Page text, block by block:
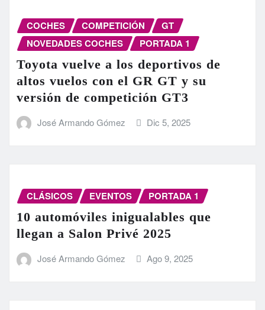
COCHES COMPETICIÓN
GT
NOVEDADES COCHES
PORTADA 1
Toyota vuelve a los deportivos de
altos vuelos con el GR GT y su
versión de competición GT3
José Armando Gómez Dic 5, 2025
CLÁSICOS EVENTOS PORTADA 1
10 automóviles inigualables que
llegan a Salon Privé 2025
José Armando Gómez Ago 9, 2025